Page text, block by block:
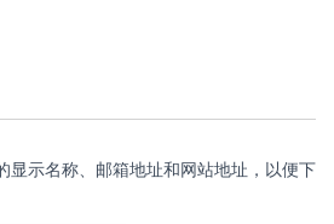
显示名称、邮箱地址和网站地址，以便下